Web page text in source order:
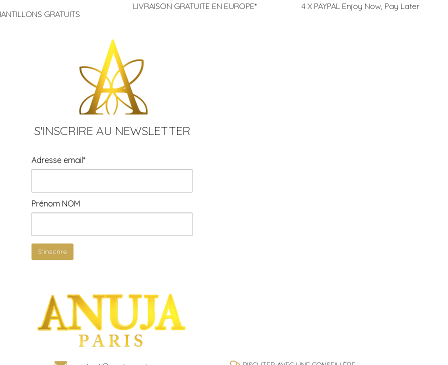
GRATUITS
LIVRAISON GRATUITE EN EUROPE* 4 X PAYPAL Enjoy Now, Pay Later
S'INSCRIRE AU NEWSLETTER
Adresse email*
Prénom NOM